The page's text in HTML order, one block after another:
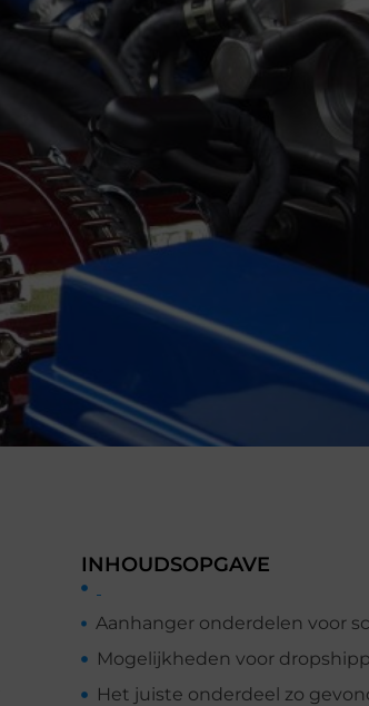
INHOUDSOPGAVE
Mogelijkheden voor
Het juiste onderdeel zo